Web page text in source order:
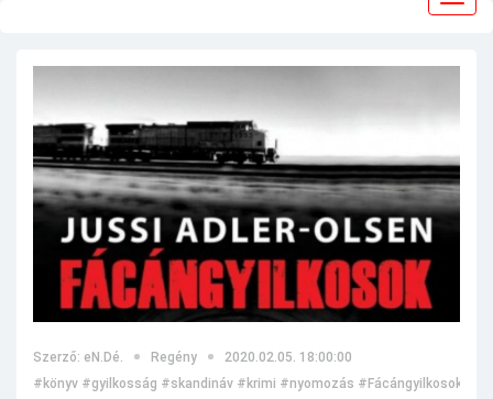
Szerző: eN.Dé. Regény
2020.02.05. 18:00:00
#könyv #gyilkosság #skandináv #krimi #nyomozás #Fácángyilkosok